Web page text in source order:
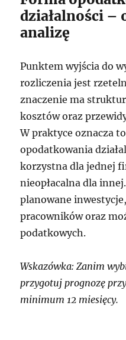
działalności –
analizę
Punktem wyjścia do
rozliczenia jest
znaczenie ma
kosztów oraz
W praktyce oznacza
opodatkowania
korzystna dla jednej
nieopłacalna dla
planowane
pracowników oraz
podatkowych.
Wskazówka: Zanim
przygotuj prognozę
minimum 12 miesięcy.